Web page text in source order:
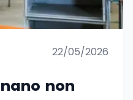
22/05/2026
non